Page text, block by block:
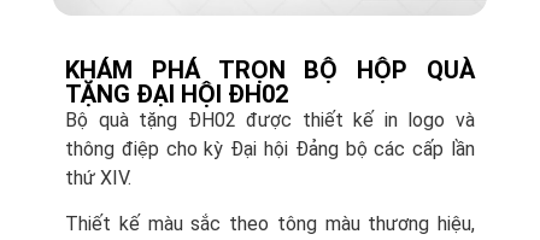
KHÁM PHÁ TRỌN BỘ HỘP QUÀ
TẶNG ĐẠI HỘI ĐH02
Bộ quà tặng ĐH02 được thiết kế in logo và
thông điệp cho kỳ Đại hội Đảng bộ các cấp lần
thứ XIV.
Thiết kế màu sắc theo tông màu thương hiệu,